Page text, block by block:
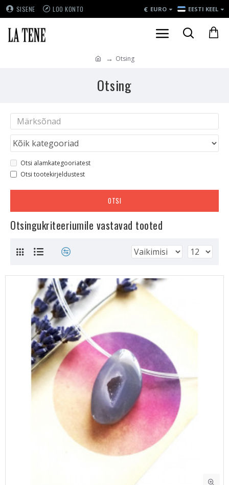
SISENE LOO KONTO € EURO EESTI KEEL
Otsing
Otsing
Otsi alamkategooriatest
Otsi tootekirjeldustest
OTSI
Otsingukriteeriumile vastavad tooted